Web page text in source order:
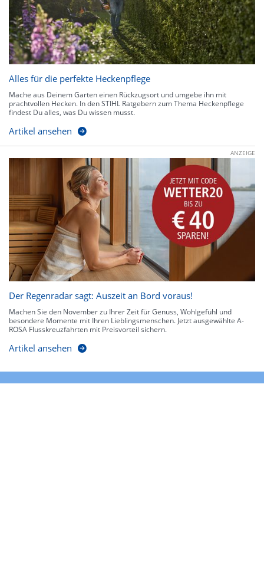
Alles für die perfekte Heckenpflege
Mache aus Deinem Garten einen Rückzugsort und umgebe ihn mit
prachtvollen Hecken. In den STIHL Ratgebern zum Thema Heckenpflege
findest Du alles, was Du wissen musst.
Artikel ansehen
ANZEIGE
Der Regenradar sagt: Auszeit an Bord voraus!
Machen Sie den November zu Ihrer Zeit für Genuss, Wohlgefühl und
besondere Momente mit Ihren Lieblingsmenschen. Jetzt ausgewählte A-
ROSA Flusskreuzfahrten mit Preisvorteil sichern.
Artikel ansehen